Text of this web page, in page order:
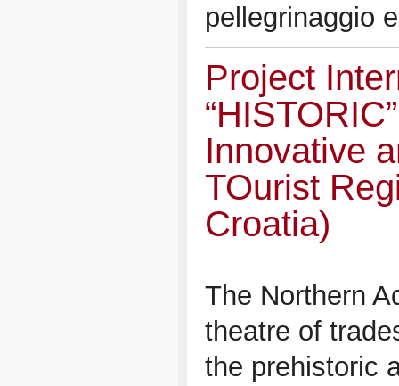
pellegrinaggio
Project
Innovative
TOurist
Croatia)
The Northern
theatre of
the prehistoric